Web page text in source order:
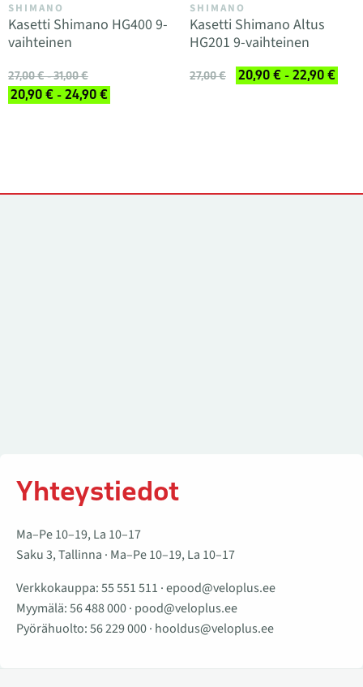
SHIMANO
Kasetti Shimano HG400 9-
vaihteinen
27,00 € - 31,00 €
20,90 € - 24,90 €
SHIMANO
Kasetti Shimano Altus
HG201 9-vaihteinen
27,00 € 20,90 € - 22,90 €
Yhteystiedot
Ma–Pe 10–19, La 10–17
Saku 3, Tallinna · Ma–Pe 10–19, La 10–17
Verkkokauppa:55 551 511 ·epood@veloplus.ee
Myymälä:56 488 000· pood@veloplus.ee
Pyörähuolto:56 229 000· hooldus@veloplus.ee